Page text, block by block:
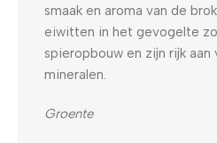
smaak en aroma van de
eiwitten in het gevogelte
spieropbouw en zijn rijk aan
mineralen.
Groente